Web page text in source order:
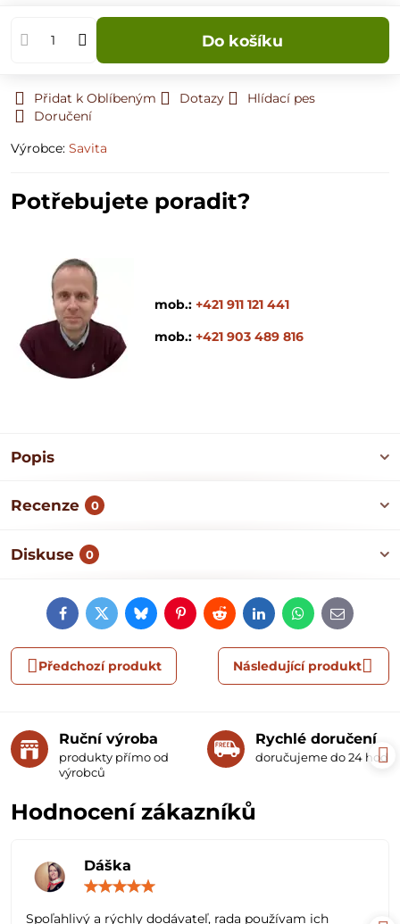
Do košíku
Přidat k Oblíbeným Dotazy
Hlídací pes
Doručení
Výrobce: Savita
Potřebujete poradit?
mob.: +421 911 121 441
mob.: +421 903 489 816
Popis
Recenze 0
Diskuse 0
FacebookTwitterBlueskyPinterestRedditLinkedInWhatsApp
E-
mail
Předchozí produkt Následující produkt
Ruční výroba
produkty přímo od
výrobců
Rychlé doručení
doručujeme do 24 hodin
Hodnocení zákazníků
Dáška
Spoľahlivý a rýchly dodávateľ, rada používam ich